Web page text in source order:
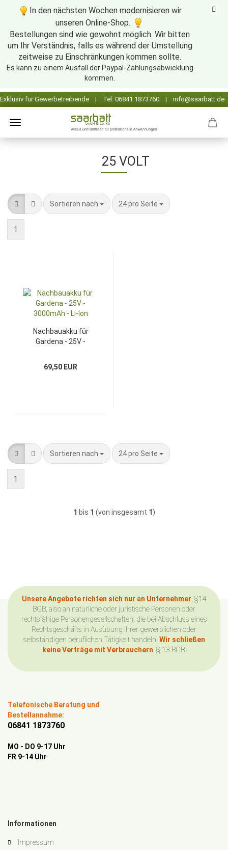
In den nächsten Wochen modernisieren wir
unseren Online-Shop.
Bestellungen sind wie gewohnt möglich. Wir bitten
um Ihr Verständnis, falls es während der Umstellung
zeitweise zu Einschränkungen kommen sollte.
Es kann zu einem Ausfall der Paypal-Zahlungsabwicklung
kommen.
25 VOLT
Sortieren nach
Sortieren nach 24 pro Seite
pro Seite
1
Nachbauakku für
Gardena - 25V -
69,50 EUR
Sortieren nach
Sortieren nach 24 pro Seite
pro Seite
1
1 bis 1 (von insgesamt 1 )
Unsere Angebote richten sich nur an Unternehmer , §14
BGB, also an natürliche oder juristische Personen oder
rechtsfähige Personengesellschaften, die bei Abschluss eines
Rechtsgeschäfts in Ausübung ihrer gewerblichen oder
selbständigen beruflichen Tätigkeit handeln. Wir schließen
keine Verträge mit Verbrauchern , § 13 BGB.
Telefonische Beratung und
Bestellannahme:
06841 1873760
MO - DO 9-17 Uhr
FR 9-14 Uhr
Informationen
Impressum